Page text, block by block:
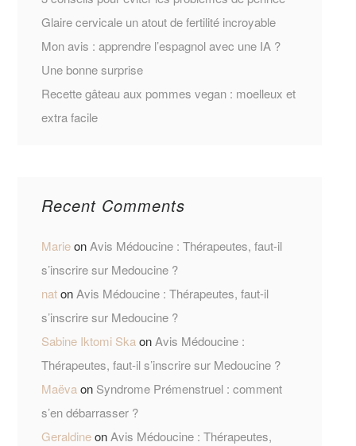
Glaire cervicale un atout de fertilité incroyable
Mon avis : apprendre l’espagnol avec une IA ?
Une bonne surprise
Recette gâteau aux pommes vegan : moelleux et
extra facile
Recent Comments
MarieonAvis Médoucine : Thérapeutes, faut-il
s’inscrire sur Medoucine ?
natonAvis Médoucine : Thérapeutes, faut-il
s’inscrire sur Medoucine ?
Sabine Iktomi SkaonAvis Médoucine :
Thérapeutes, faut-il s’inscrire sur Medoucine ?
Maëvaon Syndrome Prémenstruel : comment
s’en débarrasser ?
GeraldineonAvis Médoucine : Thérapeutes,